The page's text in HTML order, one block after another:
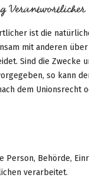
Verantwortlicher
ist die
mit anderen
Sind die Zwecke
so kann
dem Unionsrecht
Behörde,
verarbeitet.